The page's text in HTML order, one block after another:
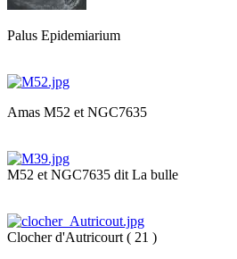
Palus Epidemiarium
Amas M52 et NGC7635
M52 et NGC7635 dit La bulle
Clocher d'Autricourt ( 21 )